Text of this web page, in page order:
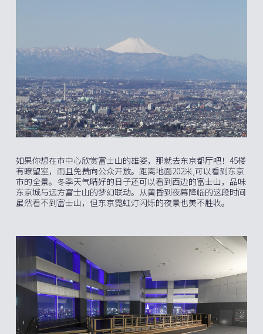
如果你想在市中心欣赏富士山的雄姿，那就去东京都厅吧！45楼
有瞭望室，而且免费向公众开放。距离地面202米,可以看到东京
市的全景。冬季天气晴好的日子还可以看到西边的富士山，品味
东京城与远方富士山的梦幻联动。从黄昏到夜幕降临的这段时间
虽然看不到富士山，但东京霓虹灯闪烁的夜景也美不胜收。